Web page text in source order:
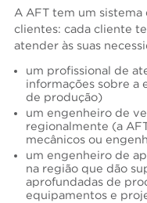
A AFT tem um
clientes: cada cliente
atender às suas
um profissional de
informações sobre a
de produção)
um engenheiro de
regionalmente (a
mecânicos ou
um engenheiro de
na região que dão
aprofundadas de
equipamentos e